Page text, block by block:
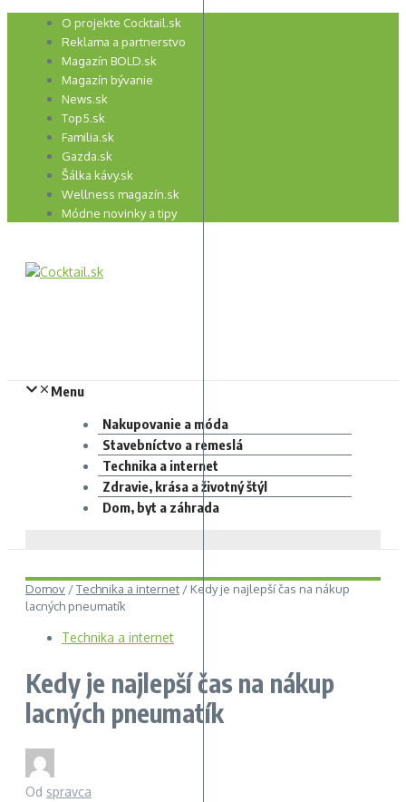
Preskočiť
O projekte Cocktail.sk
Reklama a partnerstvo
Magazín BOLD.sk
Magazín bývanie
News.sk
Top5.sk
Familia.sk
Gazda.sk
Šálka kávy.sk
Wellness magazín.sk
Módne novinky a tipy
Menu
Nakupovanie a móda
Stavebníctvo a remeslá
Technika a internet
Zdravie, krása a životný štýl
Dom, byt a záhrada
Domov /Technika a internet / Kedy je najlepší čas na nákup
lacných pneumatík
Technika a internet
Kedy je najlepší čas na nákup
lacných pneumatík
Od spravca